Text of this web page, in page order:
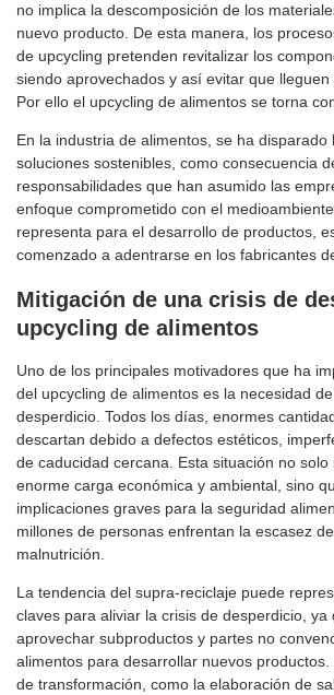
no implica la descomposición de los
nuevo producto. De esta manera, los
de upcycling pretenden revitalizar los
siendo aprovechados y así evitar que
Por ello el upcycling de alimentos se torna
En la industria de alimentos, se ha disparado
soluciones sostenibles, como consecuencia
responsabilidades que han asumido las
enfoque comprometido con el
representa para el desarrollo de productos,
comenzado a adentrarse en los fabricantes
Mitigación de una crisis de
upcycling de alimentos
Uno de los principales motivadores que ha
del upcycling de alimentos es la necesidad
desperdicio. Todos los días, enormes
descartan debido a defectos estéticos,
de caducidad cercana. Esta situación no
enorme carga económica y ambiental, sino
implicaciones graves para la seguridad
millones de personas enfrentan la escasez
malnutrición.
La tendencia del supra-reciclaje puede
claves para aliviar la crisis de desperdicio, ya
aprovechar subproductos y partes no
alimentos para desarrollar nuevos
de transformación, como la elaboración de